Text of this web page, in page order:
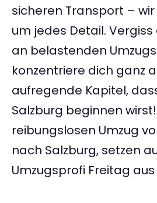
sicheren Transport –
um jedes Detail.
an belastenden
konzentriere dich ganz
aufregende Kapitel,
Salzburg beginnen
reibungslosen Umzug
nach Salzburg, setzen
Umzugsprofi Freitag